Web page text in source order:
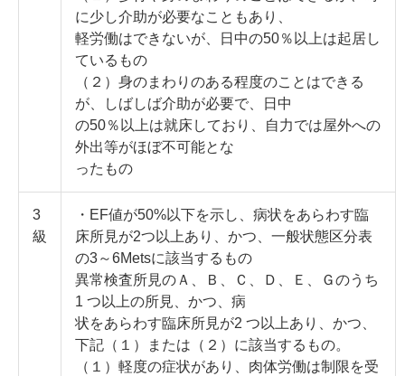
に少し介助が必要なこともあり、
軽労働はできないが、日中の50％以上は起居し
ているもの
（２）身のまわりのある程度のことはできる
が、しばしば介助が必要で、日中
の50％以上は就床しており、自力では屋外への
外出等がほぼ不可能とな
ったもの
3
級
・EF値が50%以下を示し、病状をあらわす臨
床所見が2つ以上あり、かつ、一般状態区分表
の3～6Metsに該当するもの
異常検査所見のＡ、Ｂ、Ｃ、Ｄ、Ｅ、Ｇのうち
1 つ以上の所見、かつ、病
状をあらわす臨床所見が2 つ以上あり、かつ、
下記（１）または（２）に該当するもの。
（１）軽度の症状があり、肉体労働は制限を受